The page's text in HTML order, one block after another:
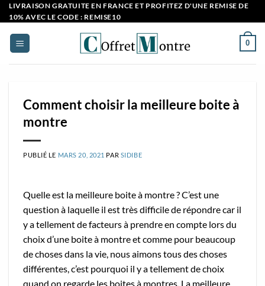
Passer
au
contenu
LIVRAISON GRATUITE EN FRANCE ET PROFITEZ D'UNE REMISE DE
10% AVEC LE CODE : REMISE10
0
Comment choisir la meilleure boite à
montre
PUBLIÉ LE MARS 20, 2021 PAR SIDIBE
Quelle est la meilleure boite à montre ? C’est une
question à laquelle il est très difficile de répondre car il
y a tellement de facteurs à prendre en compte lors du
choix d’une boite à montre et comme pour beaucoup
de choses dans la vie, nous aimons tous des choses
différentes, c’est pourquoi il y a tellement de choix
quand on regarde les boites à montres. La meilleure